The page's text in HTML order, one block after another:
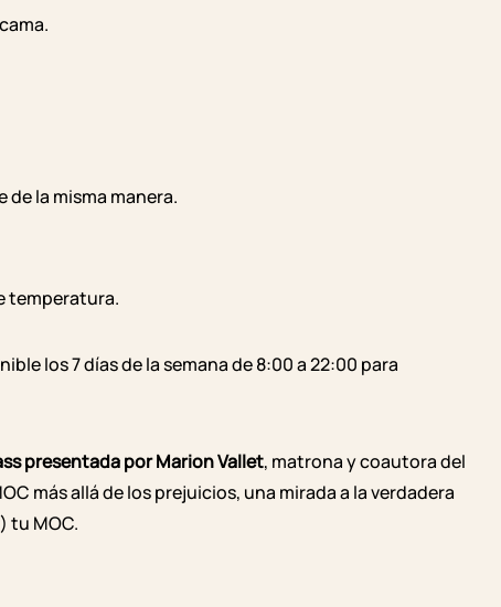
de la misma manera.
temperatura.
los 7 días de la semana de 8:00 a 22:00 para
presentada por Marion Vallet, matrona y coautora del
más allá de los prejuicios, una mirada a la verdadera
tu MOC.